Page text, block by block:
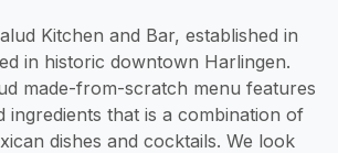
Kitchen and Bar, established in
in historic downtown Harlingen.
made-from-scratch menu features
ingredients that is a combination of
dishes and cocktails. We look